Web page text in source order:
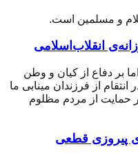
و مسلمین است.
انقلاب‌اسلامی
بر دفاع از کیان و وطن
انتقام از فرزندان مینابی ما
حمایت از مردم مظلوم
پیروزی قطعی